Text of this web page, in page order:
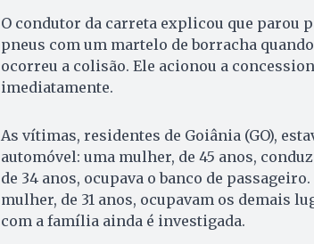
O condutor da carreta explicou que parou
pneus com um martelo de borracha
ocorreu a colisão. Ele acionou a
imediatamente.
As vítimas, residentes de Goiânia (GO),
automóvel: uma mulher, de 45 anos,
de 34 anos, ocupava o banco de
mulher, de 31 anos, ocupavam os demais
com a família ainda é investigada.